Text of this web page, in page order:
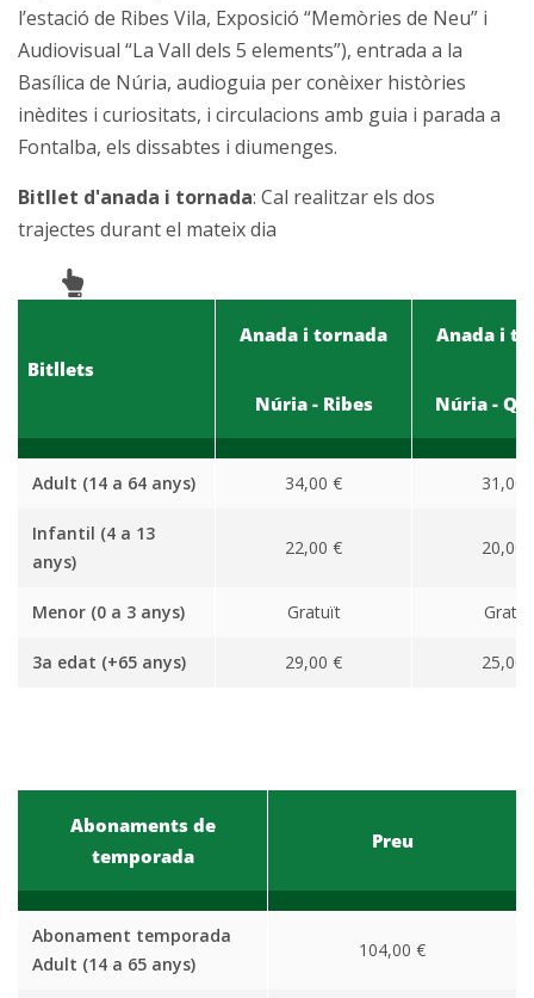
l’estació de Ribes Vila, Exposició “Memòries de Neu” i
Audiovisual “La Vall dels 5 elements”), entrada a la
Basílica de Núria, audioguia per conèixer històries
inèdites i curiositats, i circulacions amb guia i parada a
Fontalba, els dissabtes i diumenges.
Bitllet d'anada i tornada: Cal realitzar els dos
trajectes durant el mateix dia
Bitllets
Anada i tornada Anada i
Núria - Ribes Núria -
Adult (14 a 64 anys) 34,00 € 31,00
Infantil (4 a 13
anys)
22,00 € 20,00
Menor (0 a 3 anys) Gratuït
3a edat (+65 anys) 29,00 € 25,00
Abonaments de
temporada
Preu
Abonament temporada
Adult (14 a 65 anys)
104,00 €